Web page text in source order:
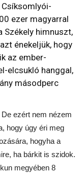
Csíksomlyói-
ezer magyarral
Székely himnuszt,
énekeljük, hogy
az ember-
elcsukló hanggal,
másodperc
De ezért nem nézem
hogy úgy éri meg
hogyha a
ha bárkit is szidok.
megyében 8